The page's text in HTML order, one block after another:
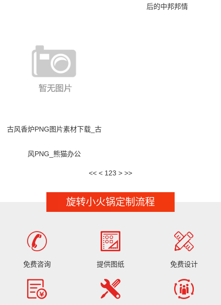
后的中邦邦情
古风香炉PNG图片素材下载_古
风PNG_熊猫办公
<< < 1 23 > >>
旋转小火锅定制流程
免费咨询 提供图纸 免费设计